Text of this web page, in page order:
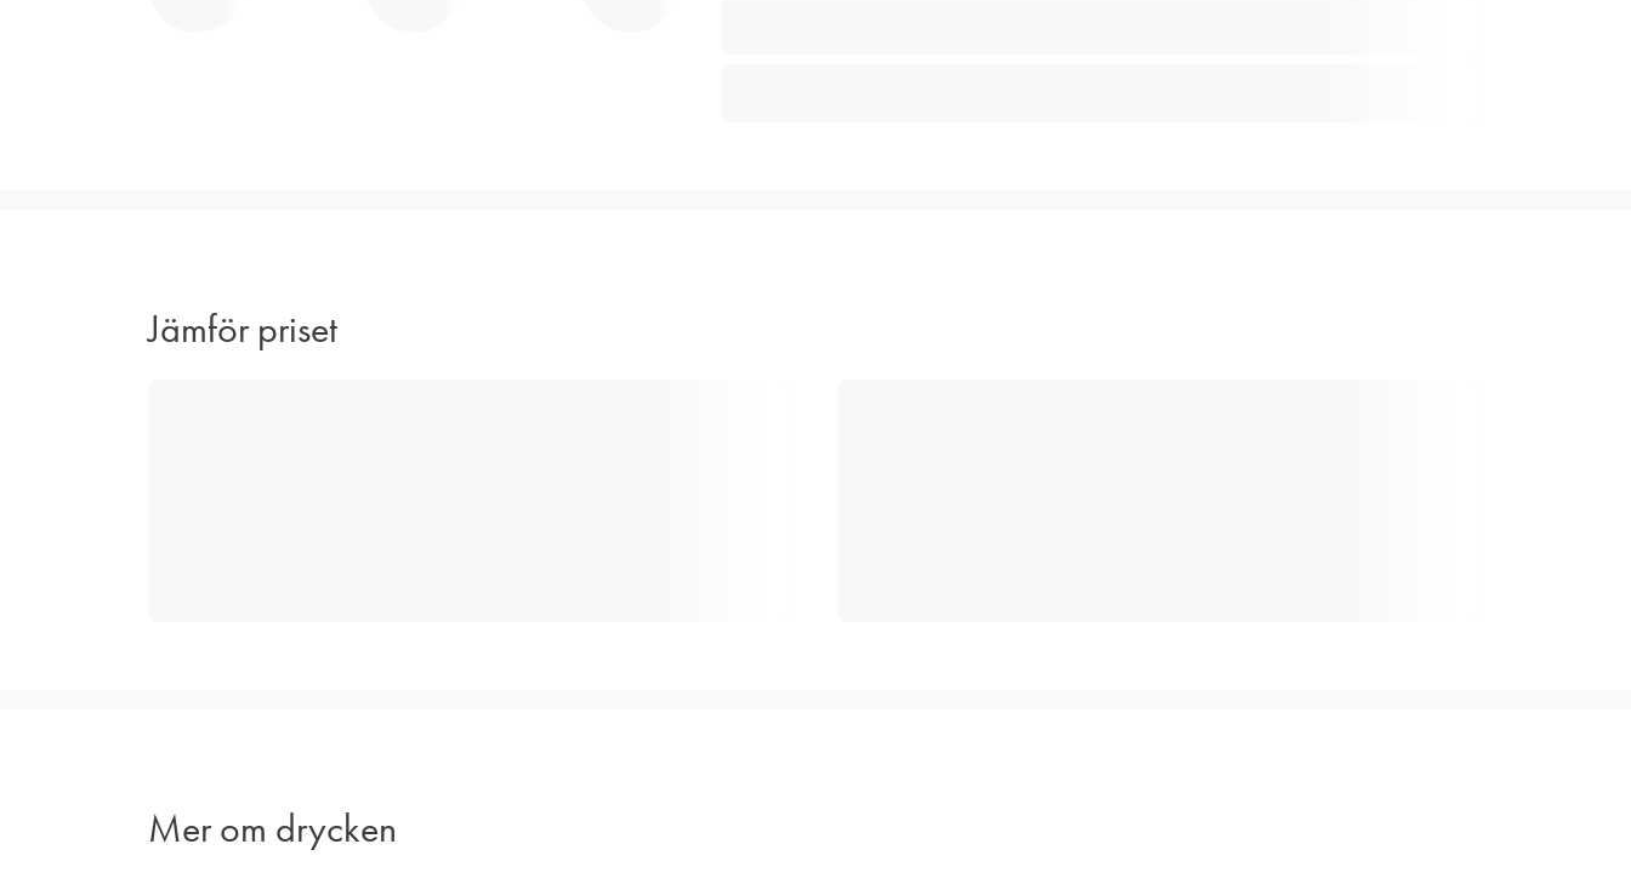
Jämför priset
Mer om drycken